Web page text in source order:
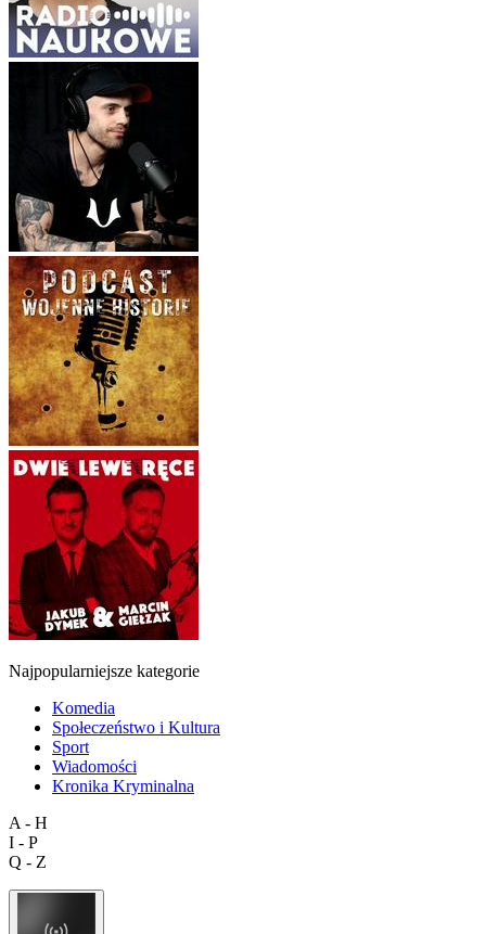
Najpopularniejsze kategorie
Komedia
Społeczeństwo i Kultura
Sport
Wiadomości
Kronika Kryminalna
A - H
I - P
Q - Z